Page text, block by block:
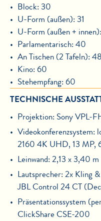
Block: 30
U-Form (außen): 31
U-Form (außen +
Parlamentarisch: 40
An Tischen (2 Tafeln): 48
Kino: 60
Stehempfang: 60
TECHNISCHE
Projektion: Sony VPL-
2160 4K UHD, 13 MP,
Leinwand: 2,13 x 3,40 m
Lautsprecher: 2x Kling
JBL Control 24 CT
Präsentationssystem
ClickShare CSE-200